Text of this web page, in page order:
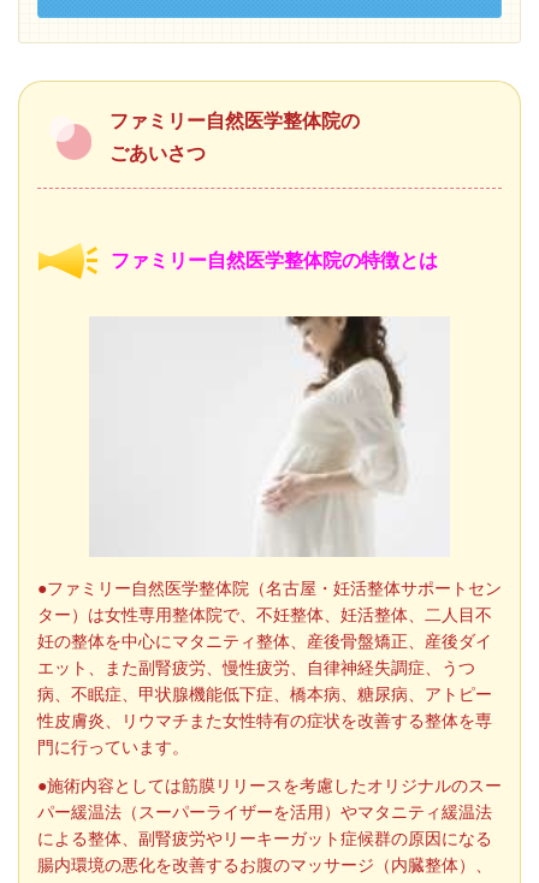
ファミリー自然医学整体院の
ごあいさつ
ファミリー自然医学整体院の特徴とは
●ファミリー自然医学整体院 （名古屋・妊活整体サポートセン
ター）は女性専用整体院で、不妊整体、妊活整体、二人目不
妊の整体を中心にマタニティ整体、産後骨盤矯正、産後ダイ
エット、また副腎疲労、慢性疲労、自律神経失調症、うつ
病、不眠症、甲状腺機能低下症、橋本病、糖尿病、アトピー
性皮膚炎、リウマチまた女性特有の症状を改善する整体を専
門に行っています。
●施術内容としては筋膜リリースを考慮したオリジナルのスー
パー緩温法（スーパーライザーを活用）やマタニティ緩温法
による整体、副腎疲労やリーキーガット症候群の原因になる
腸内環境の悪化を改善するお腹のマッサージ（内臓整体）、